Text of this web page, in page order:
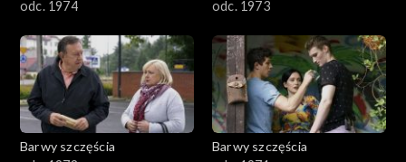
odc. 1974 odc. 1973
Barwy szczęścia
Barwy szczęścia